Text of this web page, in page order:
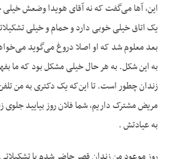
این، آها می‌گفت که نه آقای هویدا وضعش
یک اتاق خیلی خوبی دارد و حمام و خیلی
بعد معلوم شد که او اصلا دروغ می‌گوید
به این شکل. به‌ هر حال خیلی مشکل بود که ما
زندان چطور است. تا این‌که یک دکتری به من
مریض مشترک داریم، شما فلان روز بیایید جلوی
به عیادتش .